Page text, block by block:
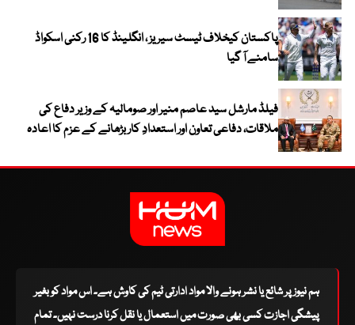
پاکستان کیخلاف ٹیسٹ سیریز ، انگلینڈ کا 16 رکنی اسکواڈ
سامنے آ گیا
فیلڈ مارشل سید عاصم منیر اور صومالیہ کے وزیر دفاع کی
ملاقات، دفاعی تعاون اور استعدادِ کار بڑھانے کے عزم کا اعادہ
ہم نیوز پر شائع یا نشر ہونے والا مواد ادارتی ٹیم کی کاوش ہے۔ اس مواد کو بغیر
پیشگی اجازت کسی بھی صورت میں استعمال یا نقل کرنا درست نہیں۔ تمام